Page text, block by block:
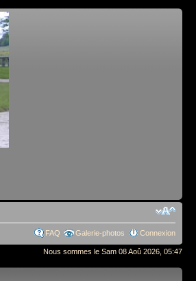
FAQ Galerie-photos Connexion
Nous sommes le Sam 08 Aoû 2026, 05:47